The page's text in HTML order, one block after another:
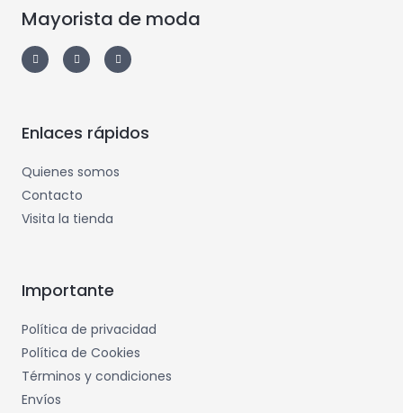
Mayorista de moda
Enlaces rápidos
Quienes somos
Contacto
Visita la tienda
Importante
Política de privacidad
Política de Cookies
Términos y condiciones
Envíos